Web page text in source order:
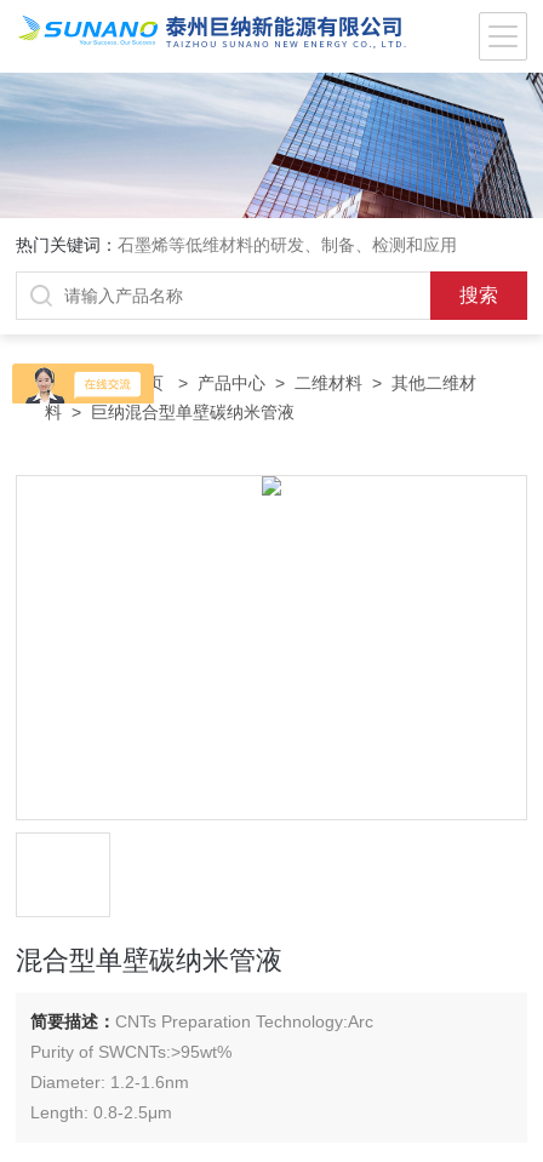
热门关键词：石墨烯等低维材料的研发、制备、检测和应用
当前位置：首页 > 产品中心 > 二维材料 >其他二维材
料 > 巨纳混合型单壁碳纳米管液
混合型单壁碳纳米管液
简要描述：CNTs Preparation Technology:Arc
Purity of SWCNTs:>95wt%
Diameter: 1.2-1.6nm
Length: 0.8-2.5μm